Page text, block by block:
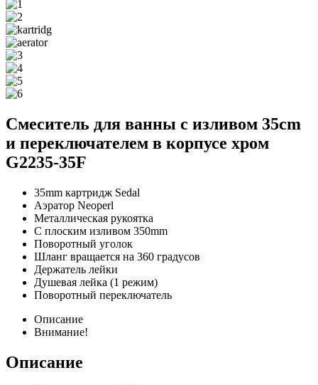
Смеситель для ванны с изливом 35cm
и переключателем в корпусе хром
G2235-35F
35mm картридж Sedal
Аэратор Neoperl
Металлическая рукоятка
С плоским изливом 350mm
Поворотный уголок
Шланг вращается на 360 градусов
Держатель лейки
Душевая лейка (1 режим)
Поворотный переключатель
Описание
Внимание!
Описание